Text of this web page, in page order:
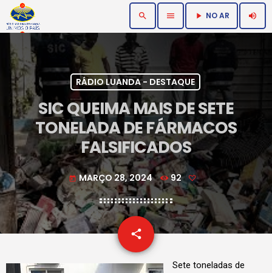
search menu play_arrow NO AR volume_up
RÁDIO LUANDA - DESTAQUE
SIC QUEIMA MAIS DE SETE
TONELADA DE FÁRMACOS
FALSIFICADOS
today MARÇO 28, 2024 92
share
email
Sete toneladas de